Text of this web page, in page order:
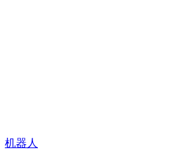
机器人